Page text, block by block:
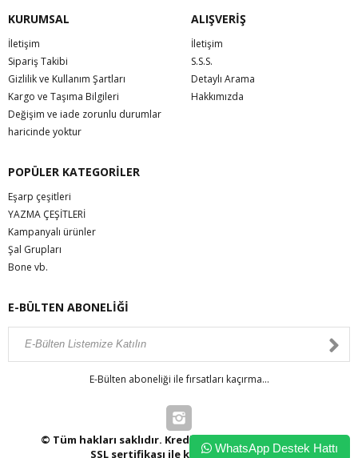
KURUMSAL
İletişim
Sipariş Takibi
Gizlilik ve Kullanım Şartları
Kargo ve Taşıma Bilgileri
Değişim ve iade zorunlu durumlar
haricinde yoktur
ALIŞVERİŞ
İletişim
S.S.S.
Detaylı Arama
Hakkımızda
POPÜLER KATEGORİLER
Eşarp çeşitleri
YAZMA ÇEŞİTLERİ
Kampanyalı ürünler
Şal Grupları
Bone vb.
E-BÜLTEN ABONELİĞİ
E-Bülten aboneliği ile fırsatları kaçırma...
© Tüm hakları saklıdır. Kredi kartı bilgileriniz 256bit
SSL sertifikası ile korunmaktadır.WhatsApp Destek Hattı